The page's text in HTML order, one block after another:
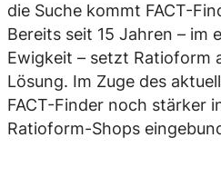
die Suche kommt FACT-
Bereits seit 15 Jahren – im
Ewigkeit – setzt Ratioform
Lösung. Im Zuge des
FACT-Finder noch stärker
Ratioform-Shops